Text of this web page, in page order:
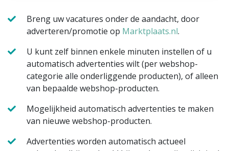
Breng uw vacatures onder de aandacht, door
adverteren/promotie op Marktplaats.nl.
U kunt zelf binnen enkele minuten instellen of u
automatisch advertenties wilt (per webshop-
categorie alle onderliggende producten), of alleen
van bepaalde webshop-producten.
Mogelijkheid automatisch advertenties te maken
van nieuwe webshop-producten.
Advertenties worden automatisch actueel